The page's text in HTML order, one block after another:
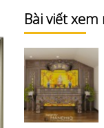
Bài viết xem